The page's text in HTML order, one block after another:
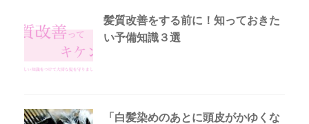
髪質改善をする前に！知っておきた
い予備知識３選
「白髪染めのあとに頭皮がかゆくな